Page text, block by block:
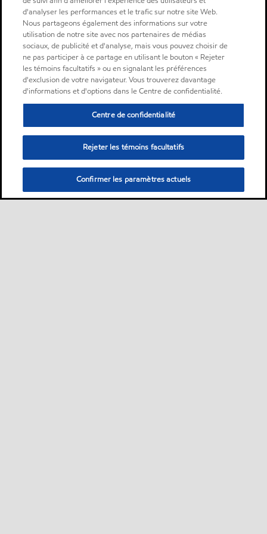
d'analyser les performances et le trafic sur notre site Web.
Nous partageons également des informations sur votre
utilisation de notre site avec nos partenaires de médias
sociaux, de publicité et d'analyse, mais vous pouvez choisir de
ne pas participer à ce partage en utilisant le bouton « Rejeter
les témoins facultatifs » ou en signalant les préférences
d'exclusion de votre navigateur. Vous trouverez davantage
d'informations et d'options dans le Centre de confidentialité.
Centre de confidentialité
Rejeter les témoins facultatifs
Confirmer les paramètres actuels